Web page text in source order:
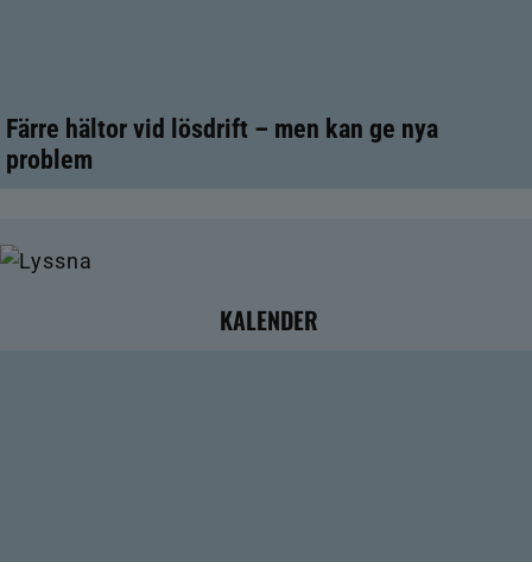
Färre hältor vid lösdrift – men kan ge nya
problem
KALENDER